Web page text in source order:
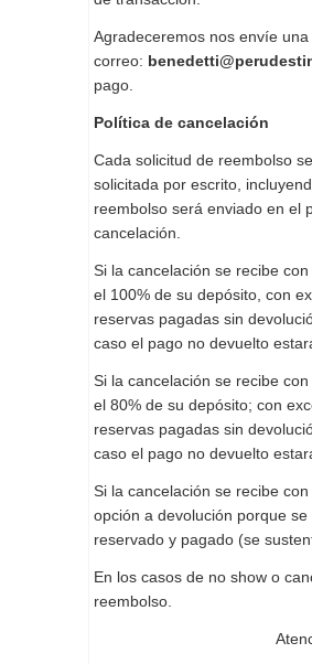
Agradeceremos nos envíe
correo:
pago.
Política de cancelación
Cada solicitud de reembolso
solicitada por escrito,
reembolso será enviado en el
cancelación.
Si la cancelación se recibe
el 100% de su depósito, con
reservas pagadas sin
caso el pago no devuelto
Si la cancelación se recibe
el 80% de su depósito; con
reservas pagadas sin
caso el pago no devuelto
Si la cancelación se recibe
opción a devolución porque
reservado y pagado (se
En los casos de no show o
reembolso.